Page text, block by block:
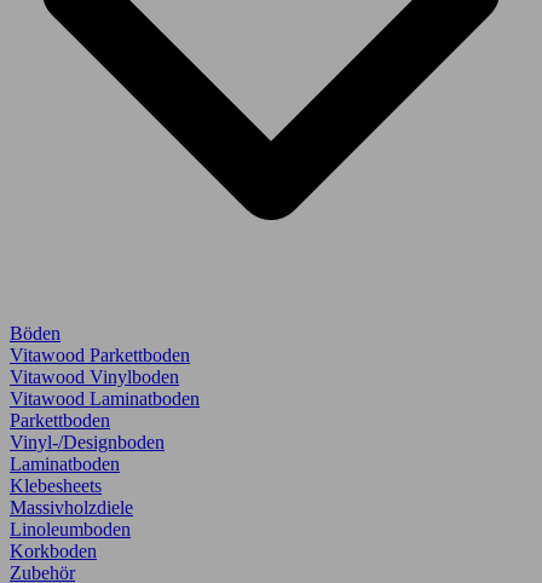
Böden
Vitawood Parkettboden
Vitawood Vinylboden
Vitawood Laminatboden
Parkettboden
Vinyl-/Designboden
Laminatboden
Klebesheets
Massivholzdiele
Linoleumboden
Korkboden
Zubehör